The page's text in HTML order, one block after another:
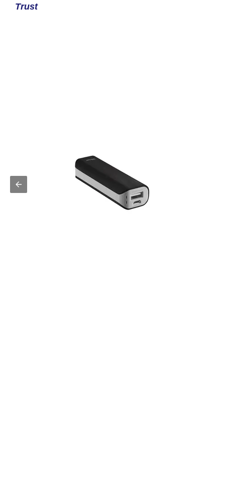
Trust